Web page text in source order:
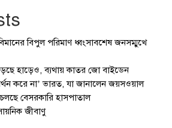
বিপুল পরিমাণ ধ্বংসাবশেষ জনসম্মুখে
হাড়েও, ব্যথায় কাতর জো বাইডেন
করে না’ ভারত, যা জানালেন জয়সওয়াল
বেসরকারি হাসপাতাল
জীবাণু